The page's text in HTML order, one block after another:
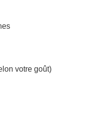
votre goût)